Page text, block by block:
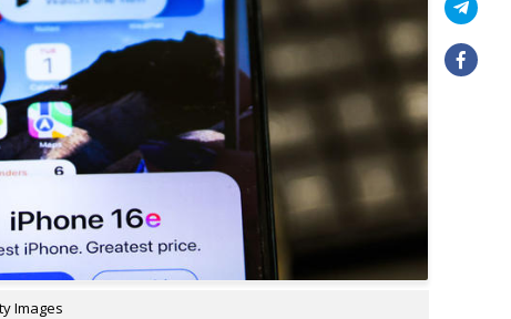
Images